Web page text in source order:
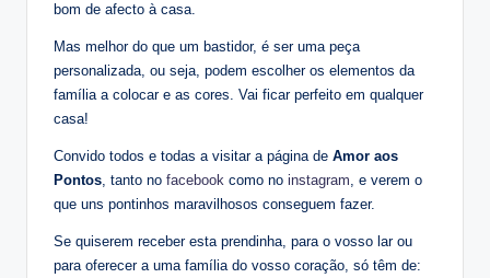
bom de afecto à casa.
Mas melhor do que um bastidor, é ser uma peça
personalizada, ou seja, podem escolher os elementos da
família a colocar e as cores. Vai ficar perfeito em qualquer
casa!
Convido todos e todas a visitar a página de Amor aos
Pontos, tanto no facebook como no instagram, e verem o
que uns pontinhos maravilhosos conseguem fazer.
Se quiserem receber esta prendinha, para o vosso lar ou
para oferecer a uma família do vosso coração, só têm de: